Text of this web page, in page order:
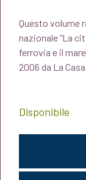
Questo volume
nazionale “La
ferrovia e il
2006 da La
Disponibile